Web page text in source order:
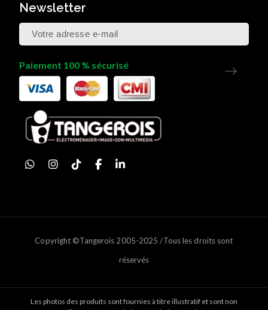
Newsletter
Paiement 100 % sécurisé
Copyright ©Tangerois 2005-2025 /Tous les droits sont
réservés
Les photos des produits sont fournies à titre illustratif et sont non